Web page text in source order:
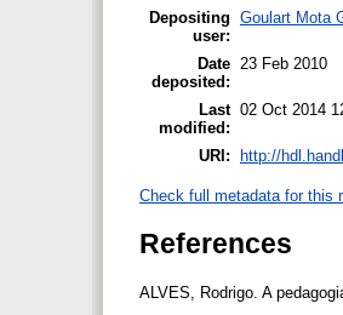
Depositing
user:
Goulart Mota
Date
deposited:
23 Feb 2010
Last
modified:
02 Oct 2014
URI: http://
Check full metadata for this
References
ALVES, Rodrigo. A